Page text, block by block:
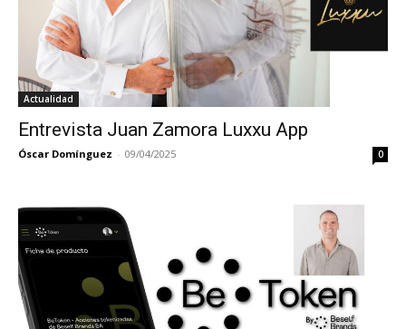
Actualidad
Entrevista Juan Zamora Luxxu App
Óscar Domínguez - 09/04/2025 0